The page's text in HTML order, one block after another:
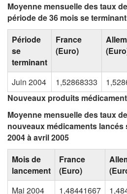
Moyenne mensuelle des taux
période de 36 mois se
Période
se
terminant
France
(Euro)
Juin 2004 1,52868333
Nouveaux produits
Moyenne mensuelle des taux
nouveaux médicaments lancés
2004 à avril 2005
Mois de
lancement
France
(Euro)
Mai 2004 1,48441667